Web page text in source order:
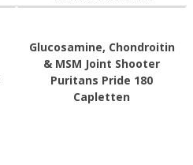
Glucosamine, Chondroitin
& MSM Joint Shooter
Puritans Pride 180
Capletten